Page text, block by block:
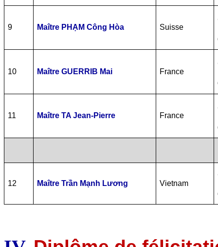
9 Maître PHẠM Công Hòa Suisse
10 Maître GUERRIB Mai France
11 Maître TA Jean-Pierre France
12 Maître Trần Mạnh Lương Vietnam